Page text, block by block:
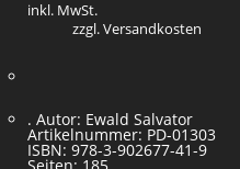
inkl. MwSt.
zzgl. Versandkosten
. Autor: Ewald Salvator
Artikelnummer: PD-01303
ISBN: 978-3-902677-41-9